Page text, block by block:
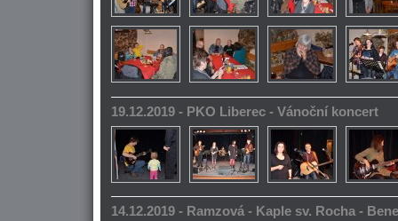
19.12.2019 - PKO Liberec - Vánoční koncert
14.12.2019 - Ramzová - Kaple sv. Rocha -